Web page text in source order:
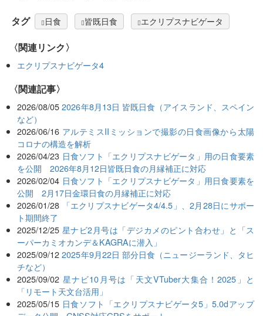
タグ 日食 皆既日食 エクリプスナビゲータ
〈関連リンク〉
エクリプスナビゲータ4
関連記事
2026/08/05 2026年8月13日 皆既日食（アイスランド、スペイン
など）
2026/06/16 アルテミスIIミッションで撮影の日食画像から太陽
コロナの構造を解析
2026/04/23 日食ソフト「エクリプスナビゲータ」用の日食要素
を公開 2026年8月12日皆既日食の月縁補正に対応
2026/02/04 日食ソフト「エクリプスナビゲータ」用日食要素を
公開 2月17日金環日食の月縁補正に対応
2026/01/28
「エクリプスナビゲータ4/4.5」、2月28日にサポー
ト期間終了
2025/12/25 星ナビ2月号は「デジカメのピント合わせ」と「ス
ーパーカミオカンデ＆KAGRAに潜入」
2025/09/12 2025年9月22日 部分日食（ニュージーランド、タヒ
チなど）
2025/09/02 星ナビ10月号は「天文VTuber大集合！2025」と
「リモート天文台活用」
2025/05/15 日食ソフト「エクリプスナビゲータ5」5.0dアップ